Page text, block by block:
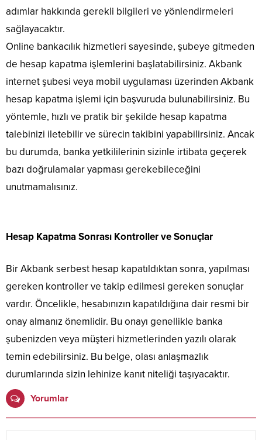
adımlar hakkında gerekli bilgileri ve yönlendirmeleri
sağlayacaktır.
Online bankacılık hizmetleri sayesinde, şubeye gitmeden
de hesap kapatma işlemlerini başlatabilirsiniz. Akbank
internet şubesi veya mobil uygulaması üzerinden Akbank
hesap kapatma işlemi için başvuruda bulunabilirsiniz. Bu
yöntemle, hızlı ve pratik bir şekilde hesap kapatma
talebinizi iletebilir ve sürecin takibini yapabilirsiniz. Ancak
bu durumda, banka yetkililerinin sizinle irtibata geçerek
bazı doğrulamalar yapması gerekebileceğini
unutmamalısınız.
Hesap Kapatma Sonrası Kontroller ve Sonuçlar
Bir Akbank serbest hesap kapatıldıktan sonra, yapılması
gereken kontroller ve takip edilmesi gereken sonuçlar
vardır. Öncelikle, hesabınızın kapatıldığına dair resmi bir
onay almanız önemlidir. Bu onayı genellikle banka
şubenizden veya müşteri hizmetlerinden yazılı olarak
temin edebilirsiniz. Bu belge, olası anlaşmazlık
durumlarında sizin lehinize kanıt niteliği taşıyacaktır.
Yorumlar